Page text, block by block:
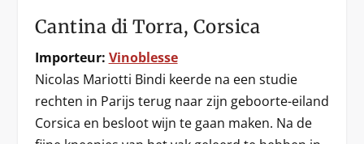
Cantina di Torra, Corsica
Importeur: Vinoblesse
Nicolas Mariotti Bindi keerde na een studie
rechten in Parijs terug naar zijn geboorte-eiland
Corsica en besloot wijn te gaan maken. Na de